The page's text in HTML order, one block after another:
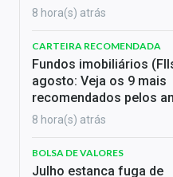
8 hora(s) atrás
CARTEIRA RECOMENDADA
Fundos imobiliários
agosto: Veja os 9 mais
recomendados pelos
8 hora(s) atrás
BOLSA DE VALORES
Julho estanca fuga de